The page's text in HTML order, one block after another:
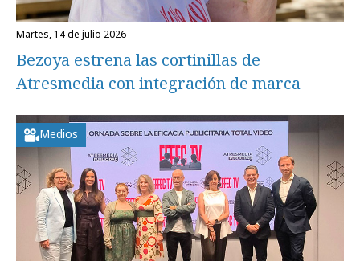
martes, 14 de julio 2026
Bezoya estrena las cortinillas de
Atresmedia con integración de marca
Medios